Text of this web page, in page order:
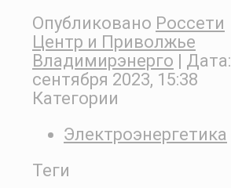
Опубликовано Россети
Центр и Приволжье
Владимирэнерго | Дата:
сентября 2023, 15:38
Категории
Электроэнергетика
Теги